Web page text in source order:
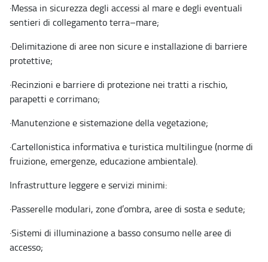
·Messa in sicurezza degli accessi al mare e degli eventuali
sentieri di collegamento terra–mare;
·Delimitazione di aree non sicure e installazione di barriere
protettive;
·Recinzioni e barriere di protezione nei tratti a rischio,
parapetti e corrimano;
·Manutenzione e sistemazione della vegetazione;
·Cartellonistica informativa e turistica multilingue (norme di
fruizione, emergenze, educazione ambientale).
Infrastrutture leggere e servizi minimi:
·Passerelle modulari, zone d’ombra, aree di sosta e sedute;
·Sistemi di illuminazione a basso consumo nelle aree di
accesso;